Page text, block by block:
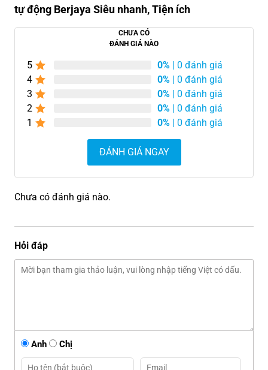
tự động Berjaya Siêu nhanh, Tiện ích
CHƯA CÓ
ĐÁNH GIÁ NÀO
5 0% | 0 đánh giá
4
0% | 0 đánh giá
3
0% | 0 đánh giá
2
0% | 0 đánh giá
1
0% | 0 đánh giá
ĐÁNH GIÁ NGAY
Chưa có đánh giá nào.
Hỏi đáp
Anh Chị